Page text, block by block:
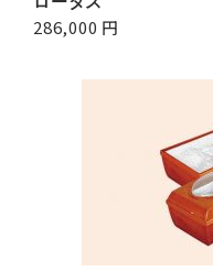
286,000 円